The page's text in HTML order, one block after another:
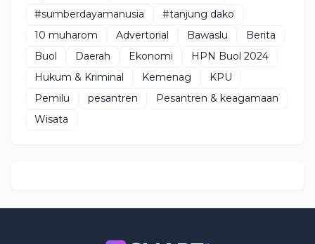
#sumberdayamanusia
#tanjung dako
10 muharom
Advertorial Bawaslu
Berita
Buol
Daerah Ekonomi
HPN Buol 2024
Hukum & Kriminal
Kemenag
KPU
Pemilu
pesantren
Pesantren & keagamaan
Wisata